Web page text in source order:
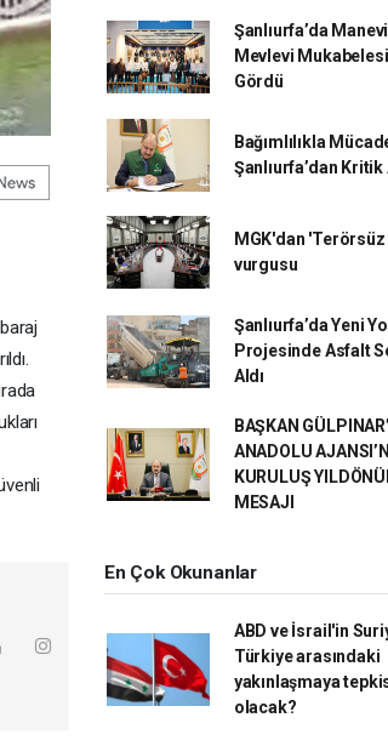
Şanlıurfa’da
Mevlevi
Gördü
Bağımlılıkla
Şanlıurfa’dan Kritik
MGK'dan
vurgusu
Şanlıurfa’da Yeni Yol
Projesinde Asfalt
Aldı
BAŞKAN
ANADOLU
KURULUŞ
MESAJI
En Çok Okunanlar
ABD ve İsrail'in
Türkiye arasındaki
yakınlaşmaya
olacak?